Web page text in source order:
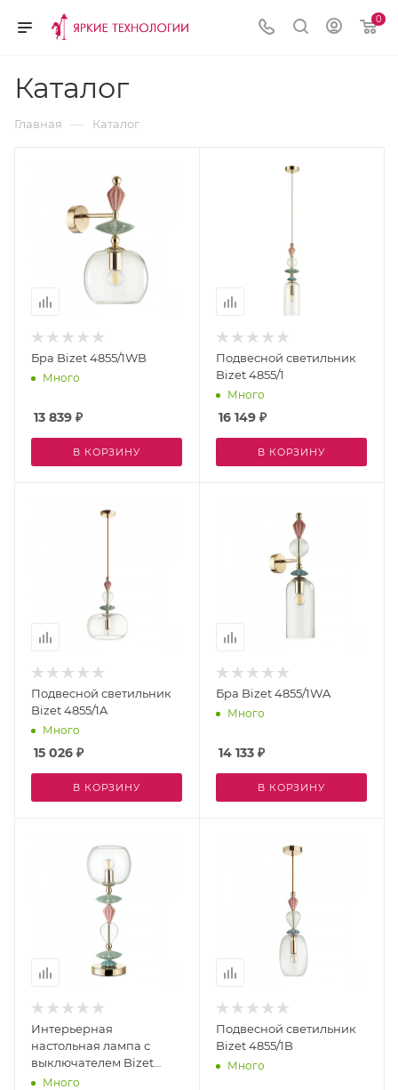
0
Каталог
Главная — Каталог
Бра Bizet 4855/1WB
Много
13 839 ₽
В КОРЗИНУ
Подвесной светильник
Bizet 4855/1
Много
16 149 ₽
В КОРЗИНУ
Подвесной светильник
Bizet 4855/1A
Много
15 026 ₽
В КОРЗИНУ
Бра Bizet 4855/1WA
Много
14 133 ₽
В КОРЗИНУ
Интерьерная
настольная лампа с
выключателем Bizet
4855/1T
Много
Подвесной светильник
Bizet 4855/1B
Много